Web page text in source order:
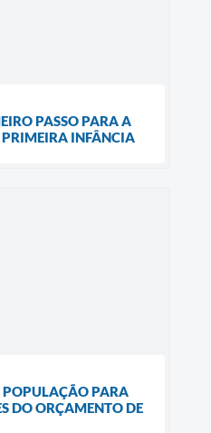
PASSO PARA A
INFÂNCIA
PARA
DO ORÇAMENTO DE